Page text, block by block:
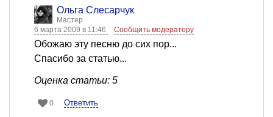
Ольга Слесарчук
Мастер
6 марта 2009 в 11:46
Сообщить модератору
Обожаю эту песню до сих пор...
Спасибо за статью...
Оценка статьи: 5
0 Ответить